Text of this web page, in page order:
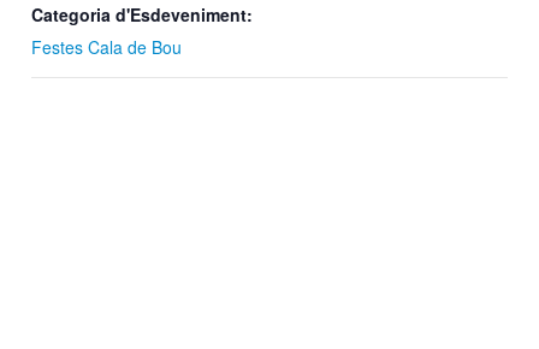
Categoria d'Esdeveniment:
Festes Cala de Bou